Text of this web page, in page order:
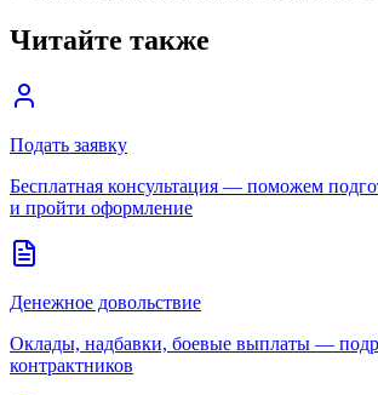
Читайте также
Подать заявку
Бесплатная консультация — поможем
и пройти оформление
Денежное довольствие
Оклады, надбавки, боевые выплаты —
контрактников